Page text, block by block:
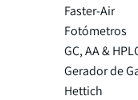
Faster-Air
Fotómetros
GC, AA &
Gerador de
Hettich